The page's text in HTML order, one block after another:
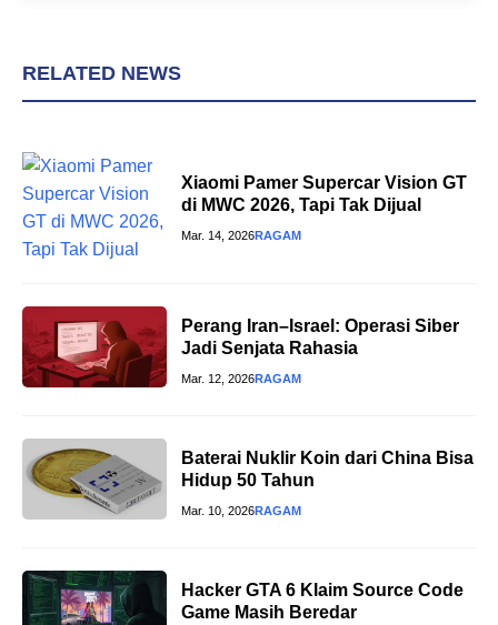
RELATED NEWS
Xiaomi Pamer Supercar Vision GT
di MWC 2026, Tapi Tak Dijual
Mar. 14, 2026RAGAM
Perang Iran–Israel: Operasi Siber
Jadi Senjata Rahasia
Mar. 12, 2026RAGAM
Baterai Nuklir Koin dari China Bisa
Hidup 50 Tahun
Mar. 10, 2026RAGAM
Hacker GTA 6 Klaim Source Code
Game Masih Beredar